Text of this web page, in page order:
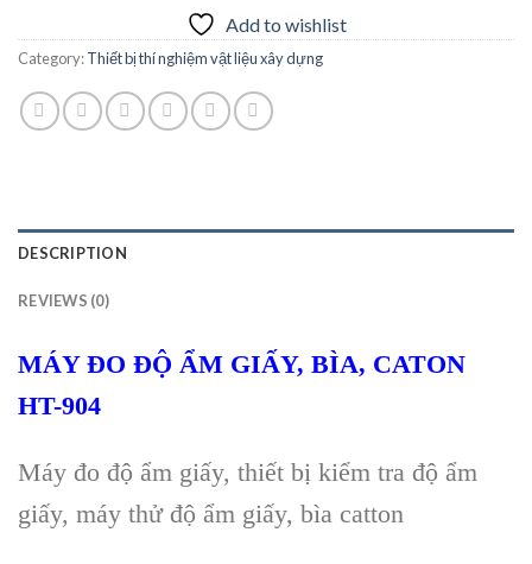
Add to wishlist
Category:Thiết bị thí nghiệm vật liệu xây dựng
DESCRIPTION
REVIEWS (0)
MÁY ĐO ĐỘ ẨM GIẤY, BÌA, CATON
HT-904
Máy đo độ ẩm giấy, thiết bị kiểm tra độ ẩm
giấy, máy thử độ ẩm giấy, bìa catton